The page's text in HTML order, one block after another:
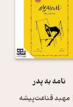
نامه به پدر
مهبد قناعت‌پیشه